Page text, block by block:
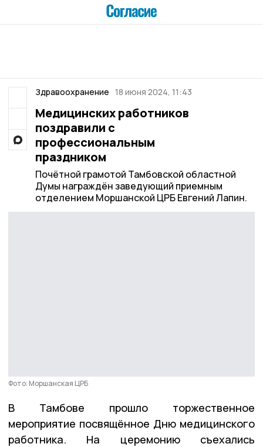
Здравоохранение 18 июня 2024, 11:43
Медицинских работников
поздравили с
профессиональным
праздником
Почëтной грамотой Тамбовской областной
Думы награждëн заведующий приемным
отделением Моршанской ЦРБ Евгений Лапин.
Фото: Моршанская ЦРБ
В Тамбове прошло торжественное
мероприятие посвящëнное Дню медицинского
работника. На церемонию съехались